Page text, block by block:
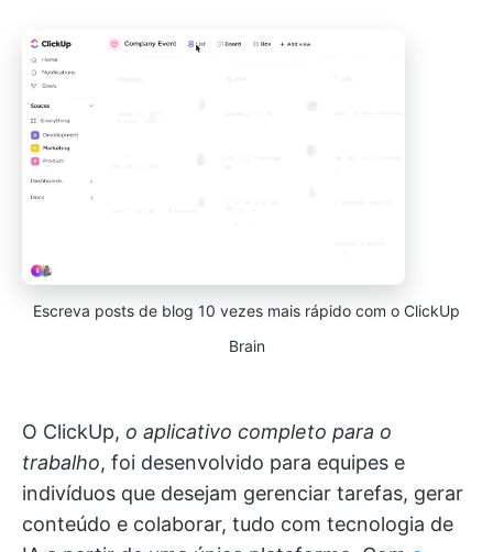
Escreva posts de blog 10 vezes mais rápido com o ClickUp
Brain
O ClickUp, o aplicativo completo para o
trabalho, foi desenvolvido para equipes e
indivíduos que desejam gerenciar tarefas, gerar
conteúdo e colaborar, tudo com tecnologia de